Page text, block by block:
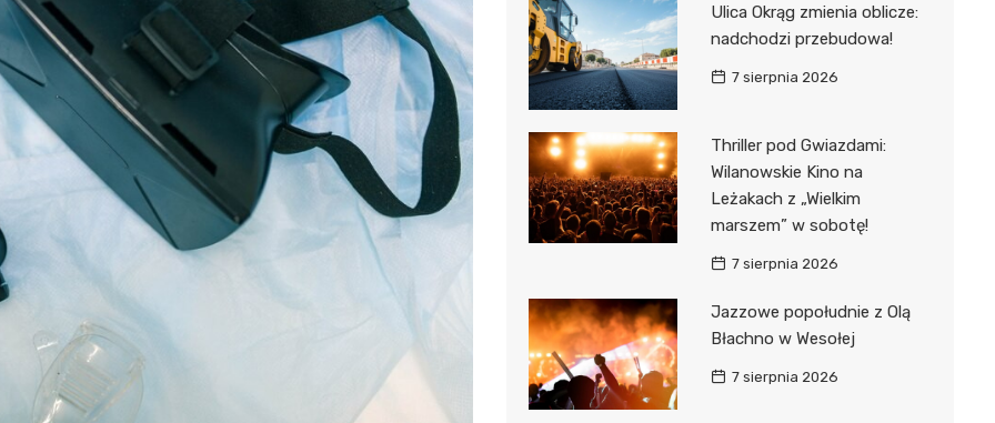
Ulica Okrąg zmienia oblicze:
nadchodzi przebudowa!
7 sierpnia 2026
Thriller pod Gwiazdami:
Wilanowskie Kino na
Leżakach z „Wielkim
marszem” w sobotę!
7 sierpnia 2026
Jazzowe popołudnie z Olą
Błachno w Wesołej
7 sierpnia 2026